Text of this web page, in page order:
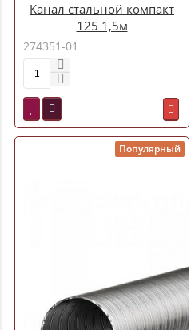
Канал стальной компакт
125 1,5м
274351-01
Популярный